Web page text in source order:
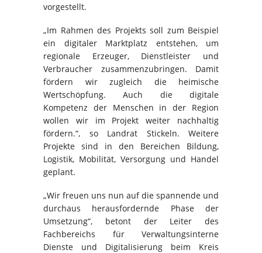
vorgestellt.
„Im Rahmen des Projekts soll zum Beispiel
ein digitaler Marktplatz entstehen, um
regionale Erzeuger, Dienstleister und
Verbraucher zusammenzubringen. Damit
fördern wir zugleich die heimische
Wertschöpfung. Auch die digitale
Kompetenz der Menschen in der Region
wollen wir im Projekt weiter nachhaltig
fördern.“, so Landrat Stickeln. Weitere
Projekte sind in den Bereichen Bildung,
Logistik, Mobilität, Versorgung und Handel
geplant.
„Wir freuen uns nun auf die spannende und
durchaus herausfordernde Phase der
Umsetzung“, betont der Leiter des
Fachbereichs für Verwaltungsinterne
Dienste und Digitalisierung beim Kreis